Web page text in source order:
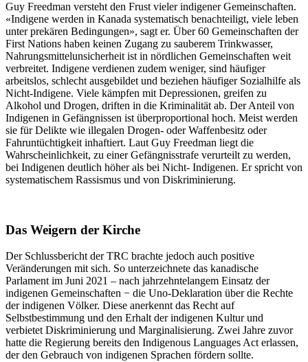
Guy Freedman versteht den Frust vieler indigener Gemeinschaften.
«Indigene werden in Kanada systematisch benachteiligt, viele leben
unter prekären Bedingungen», sagt er. Über 60 Gemeinschaften der
First Nations haben keinen Zugang zu sauberem Trinkwasser,
Nahrungsmittelunsicherheit ist in nördlichen Gemeinschaften weit
verbreitet. Indigene verdienen zudem weniger, sind häufiger
arbeitslos, schlecht ausgebildet und beziehen häufiger Sozialhilfe als
Nicht-Indigene. Viele kämpfen mit Depressionen, greifen zu
Alkohol und Drogen, driften in die Kriminalität ab. Der Anteil von
Indigenen in Gefängnissen ist überproportional hoch. Meist werden
sie für Delikte wie illegalen Drogen- oder Waffenbesitz oder
Fahruntüchtigkeit inhaftiert. Laut Guy Freedman liegt die
Wahrscheinlichkeit, zu einer Gefängnisstrafe verurteilt zu werden,
bei Indigenen deutlich höher als bei Nicht- Indigenen. Er spricht von
systematischem Rassismus und von Diskriminierung.
Das Weigern der Kirche
Der Schlussbericht der TRC brachte jedoch auch positive
Veränderungen mit sich. So unterzeichnete das kanadische
Parlament im Juni 2021 – nach jahrzehntelangem Einsatz der
indigenen Gemeinschaften − die Uno-Deklaration über die Rechte
der indigenen Völker. Diese anerkennt das Recht auf
Selbstbestimmung und den Erhalt der indigenen Kultur und
verbietet Diskriminierung und Marginalisierung. Zwei Jahre zuvor
hatte die Regierung bereits den Indigenous Languages Act erlassen,
der den Gebrauch von indigenen Sprachen fördern sollte.